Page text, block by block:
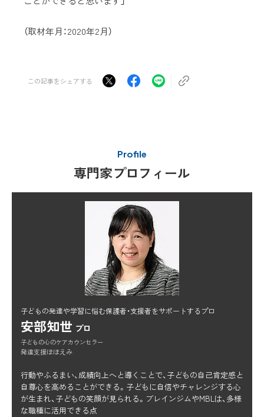
（取材年月：2020年2月）
この記事をシェアする
Profile
専門家プロフィール
子どもの発達や学習に悩む保護者・支援者をサポートするプロ
安部知世 プロ
子どもの心のケアカウンセラー
発達支援ほほえみ
行動やふるまい、成績向上へと導くことで、子どもの自己肯定感と
自尊心を高めることができる。子どもに自信やチャレンジする心
が生まれ、子どもの笑顔が見られる。ブレインジムやMBLは、多様
な職種に活用できる点